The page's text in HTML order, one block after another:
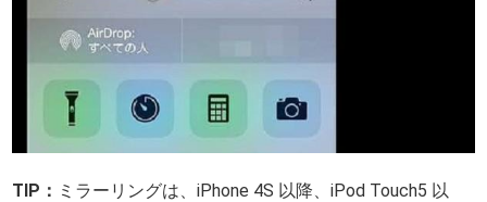
TIP： ミラーリングは、iPhone 4S 以降、iPod Touch5 以